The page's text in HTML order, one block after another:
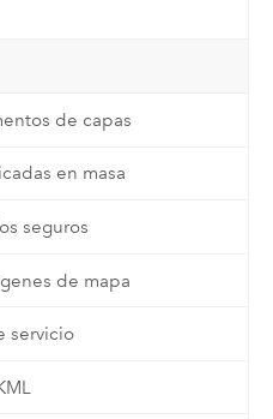
de capas
en masa
seguros
de mapa
servicio